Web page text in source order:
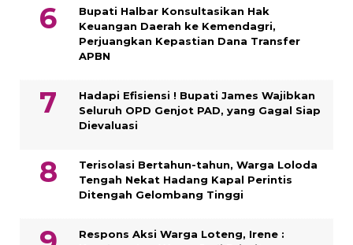
Bupati Halbar Konsultasikan Hak
Keuangan Daerah ke Kemendagri,
Perjuangkan Kepastian Dana Transfer
APBN
Hadapi Efisiensi ! Bupati James Wajibkan
Seluruh OPD Genjot PAD, yang Gagal Siap
Dievaluasi
Terisolasi Bertahun-tahun, Warga Loloda
Tengah Nekat Hadang Kapal Perintis
Ditengah Gelombang Tinggi
Respons Aksi Warga Loteng, Irene :